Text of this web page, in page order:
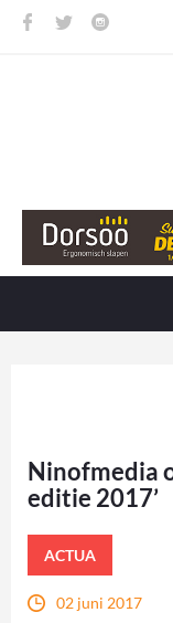
Ninofmedia
editie 2017’
ACTUA
02 juni 2017